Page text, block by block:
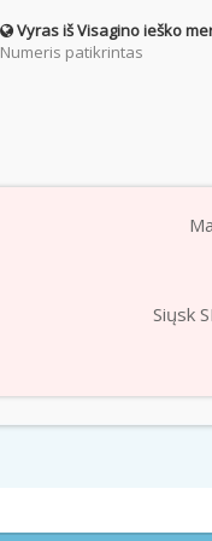
Vyras iš Visagino ieško
Numeris patikrintas
Siųsk